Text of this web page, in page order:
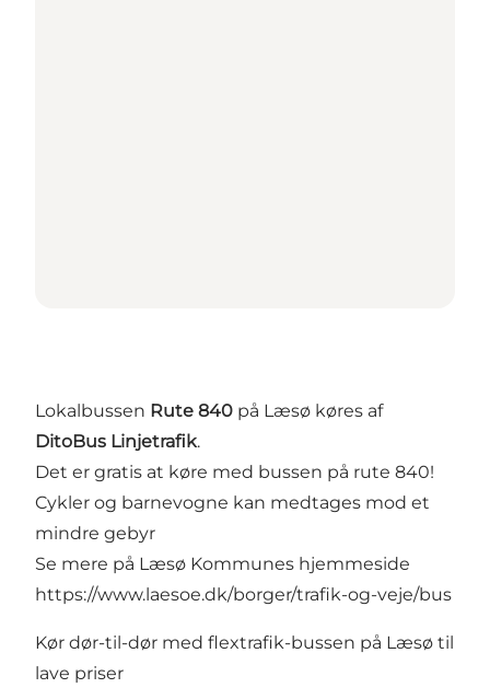
Lokalbussen Rute 840 på Læsø køres af
DitoBus Linjetrafik.
Det er gratis at køre med bussen på rute 840!
Cykler og barnevogne kan medtages mod et
mindre gebyr
Se mere på Læsø Kommunes hjemmeside
https://www.laesoe.dk/borger/trafik-og-veje/bus
Kør dør-til-dør med flextrafik-bussen på Læsø til
lave priser